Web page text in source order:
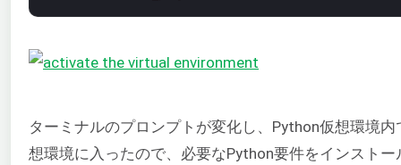
ターミナルのプロンプトが変化し、Python仮想環境
想環境に入ったので、必要なPython要件をインスト